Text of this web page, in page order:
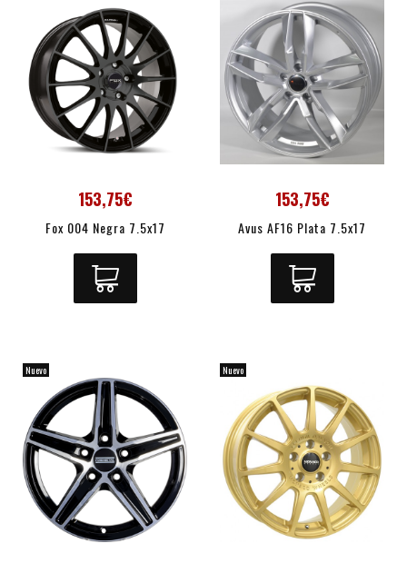
153,75€
Fox 004 Negra 7.5x17
153,75€
Avus AF16 Plata 7.5x17
Nuevo Nuevo